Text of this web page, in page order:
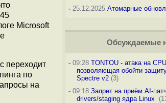
Microsoft
переходит
по
на
-25.12.2025 Атомарные
Обсуждаемые
-09:28 TONTOU - атака на
позволяющая обойти
Spectre v2(3)
-09:18 Запрет на приём AI-
drivers/staging ядра Linux